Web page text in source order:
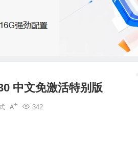
中文免激活特别版
342